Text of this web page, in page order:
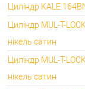
⭐Сигналізація AJAX:
Циліндр KALE
Циліндр MUL-T-
нікель сатин
Циліндр MUL-T-
нікель сатин